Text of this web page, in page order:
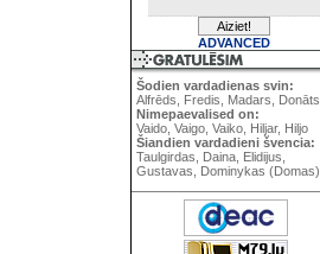
ADVANCED
Šodien vardadienas svin:
Alfrēds, Fredis, Madars, Donāts
Nimepaevalised on:
Vaido, Vaigo, Vaiko, Hiljar, Hiljo
Šiandien vardadieni švencia:
Taulgirdas, Daina, Elidijus,
Gustavas, Dominykas (Domas)